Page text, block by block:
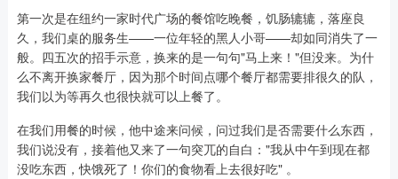
第一次是在纽约一家时代广场的餐馆吃晚餐，饥肠辘辘，落座良
久，我们桌的服务生——一位年轻的黑人小哥——却如同消失了一
般。四五次的招手示意，换来的是一句句"马上来！"但没来。为什
么不离开换家餐厅，因为那个时间点哪个餐厅都需要排很久的队，
我们以为等再久也很快就可以上餐了。
在我们用餐的时候，他中途来问候，问过我们是否需要什么东西，
我们说没有，接着他又来了一句突兀的自白："我从中午到现在都
没吃东西，快饿死了！你们的食物看上去很好吃" 。